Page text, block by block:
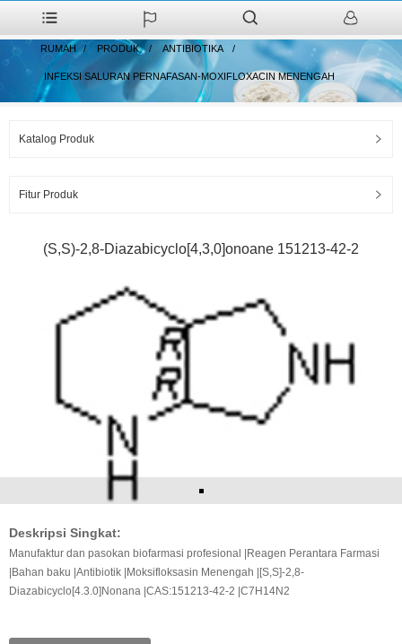
RUMAH PRODUK ANTIBIOTIKA
INFEKSI SALURAN PERNAFASAN-MOXIFLOXACIN MENENGAH
Katalog Produk
Fitur Produk
(S,S)-2,8-Diazabicyclo[4,3,0]onoane 151213-42-2
Deskripsi Singkat:
Manufaktur dan pasokan biofarmasi profesional |Reagen Perantara Farmasi
|Bahan baku |Antibiotik |Moksifloksasin Menengah |[S,S]-2,8-
Diazabicyclo[4.3.0]Nonana |CAS:151213-42-2 |C7H14N2